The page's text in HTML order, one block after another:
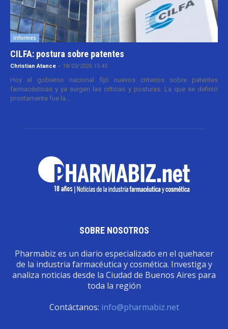
Informes
CILFA: postura sobre patentes
Christian Atance - 18/03/2026 15:45
Hoy el gobierno nacional fijó nuevos criterios sobre patentes
farmacéuticas y ya surgen las críticas y posturas. La que se definió
prontamente fue la...
SOBRE NOSOTROS
Pharmabiz es un diario especializado en el quehacer
de la industria farmacéutica y cosmética. Investiga y
analiza noticias desde la Ciudad de Buenos Aires para
toda la región
Contáctanos: info@pharmabiz.net